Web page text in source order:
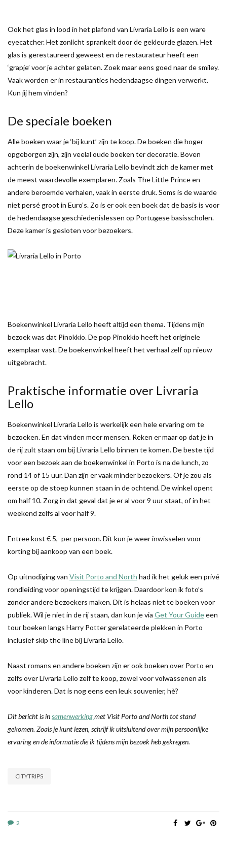
Ook het glas in lood in het plafond van Livraria Lello is een ware
eyecatcher. Het zonlicht sprankelt door de gekleurde glazen. Het
glas is gerestaureerd geweest en de restaurateur heeft een
‘grapje’ voor je achter gelaten. Zoek maar eens goed naar de smiley.
Vaak worden er in restauranties hedendaagse dingen verwerkt.
Kun jij hem vinden?
De speciale boeken
Alle boeken waar je ‘bij kunt’ zijn te koop. De boeken die hoger
opgeborgen zijn, zijn veelal oude boeken ter decoratie. Boven
achterin de boekenwinkel Livraria Lello bevindt zich de kamer met
de meest waardevolle exemplaren. Zoals The Little Prince en
andere beroemde verhalen, vaak in eerste druk. Soms is de waarde
niet persé groot in Euro’s. Zo is er ook een boek dat de basis is voor
de hedendaagse geschiedenislessen op Portugese basisscholen.
Deze kamer is gesloten voor bezoekers.
Boekenwinkel Livraria Lello heeft altijd een thema. Tijdens mijn
bezoek was dat Pinokkio. De pop Pinokkio heeft het originele
exemplaar vast. De boekenwinkel heeft het verhaal zelf op nieuw
uitgebracht.
Praktische informatie over Livraria
Lello
Boekenwinkel Livraria Lello is werkelijk een hele ervaring om te
bezoeken. En dat vinden meer mensen. Reken er maar op dat je in
de rij zult staan om bij Livraria Lello binnen te komen. De beste tijd
voor een bezoek aan de boekenwinkel in Porto is na de lunch, zo
rond 14 of 15 uur. Dan zijn er vaak minder bezoekers. Of je zou als
eerste op de stoep kunnen staan in de ochtend. De winkel opent
om half 10. Zorg in dat geval dat je er al voor 9 uur staat, of in het
weekend zelfs al voor half 9.
Entree kost € 5,- per persoon. Dit kun je weer inwisselen voor
korting bij aankoop van een boek.
Op uitnodiging van Visit Porto and North had ik het geluk een privé
rondleiding voor openingstijd te krijgen. Daardoor kon ik foto’s
zonder andere bezoekers maken. Dit is helaas niet te boeken voor
publiek. Wil je niet in de rij staan, dan kun je via Get Your Guideeen
tour boeken langs Harry Potter gerelateerde plekken in Porto
inclusief skip the line bij Livraria Lello.
Naast romans en andere boeken zijn er ook boeken over Porto en
zelfs over Livraria Lello zelf te koop, zowel voor volwassenen als
voor kinderen. Dat is nog eens een leuk souvenier, hè?
Dit bericht is insamenwerkingmet Visit Porto and North tot stand
gekomen. Zoals je kunt lezen, schrijf ik uitsluitend over mijn persoonlijke
ervaring en de informatie die ik tijdens mijn bezoek heb gekregen.
CITYTRIPS
2